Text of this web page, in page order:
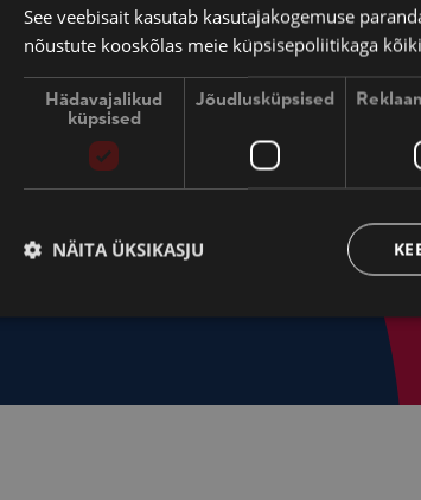
LIITUN
See veebisait kasutab kasutajakogemuse
nõustute kooskõlas meie küpsisepoliitikaga
Hädavajalikud
küpsised
Jõudlusküpsised
NÄITA ÜKSIKASJU